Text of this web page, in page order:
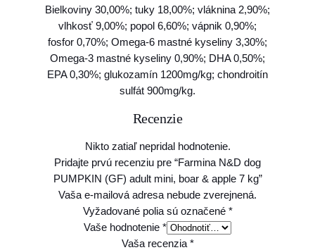
a
p
p
l
e
Bielkoviny 30,00%; tuky 18,00%; vláknina 2,90%;
vlhkosť 9,00%; popol 6,60%; vápnik 0,90%;
fosfor 0,70%; Omega-6 mastné kyseliny 3,30%;
Omega-3 mastné kyseliny 0,90%; DHA 0,50%;
EPA 0,30%; glukozamín 1200mg/kg; chondroitín
sulfát 900mg/kg.
Recenzie
Nikto zatiaľ nepridal hodnotenie.
Pridajte prvú recenziu pre “Farmina N&D dog
PUMPKIN (GF) adult mini, boar & apple 7 kg”
Vaša e-mailová adresa nebude zverejnená.
Vyžadované polia sú označené *
Vaše hodnotenie *
Vaša recenzia *